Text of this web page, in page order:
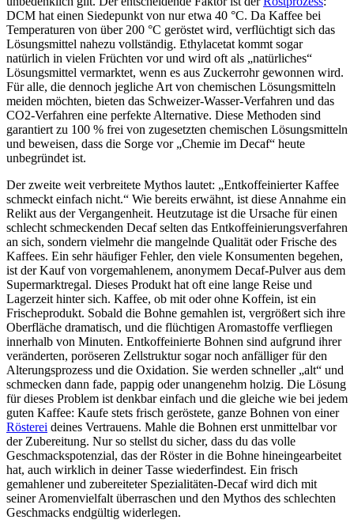
DCM hat einen Siedepunkt von nur etwa 40 °C. Da Kaffee bei
Temperaturen von über 200 °C geröstet wird, verflüchtigt sich das
Lösungsmittel nahezu vollständig. Ethylacetat kommt sogar
natürlich in vielen Früchten vor und wird oft als „natürliches“
Lösungsmittel vermarktet, wenn es aus Zuckerrohr gewonnen wird.
Für alle, die dennoch jegliche Art von chemischen Lösungsmitteln
meiden möchten, bieten das Schweizer-Wasser-Verfahren und das
CO2-Verfahren eine perfekte Alternative. Diese Methoden sind
garantiert zu 100 % frei von zugesetzten chemischen Lösungsmitteln
und beweisen, dass die Sorge vor „Chemie im Decaf“ heute
unbegründet ist.
Der zweite weit verbreitete Mythos lautet: „Entkoffeinierter Kaffee
schmeckt einfach nicht.“ Wie bereits erwähnt, ist diese Annahme ein
Relikt aus der Vergangenheit. Heutzutage ist die Ursache für einen
schlecht schmeckenden Decaf selten das Entkoffeinierungsverfahren
an sich, sondern vielmehr die mangelnde Qualität oder Frische des
Kaffees. Ein sehr häufiger Fehler, den viele Konsumenten begehen,
ist der Kauf von vorgemahlenem, anonymem Decaf-Pulver aus dem
Supermarktregal. Dieses Produkt hat oft eine lange Reise und
Lagerzeit hinter sich. Kaffee, ob mit oder ohne Koffein, ist ein
Frischeprodukt. Sobald die Bohne gemahlen ist, vergrößert sich ihre
Oberfläche dramatisch, und die flüchtigen Aromastoffe verfliegen
innerhalb von Minuten. Entkoffeinierte Bohnen sind aufgrund ihrer
veränderten, poröseren Zellstruktur sogar noch anfälliger für den
Alterungsprozess und die Oxidation. Sie werden schneller „alt“ und
schmecken dann fade, pappig oder unangenehm holzig. Die Lösung
für dieses Problem ist denkbar einfach und die gleiche wie bei jedem
guten Kaffee: Kaufe stets frisch geröstete, ganze Bohnen von einer
Rösterei deines Vertrauens. Mahle die Bohnen erst unmittelbar vor
der Zubereitung. Nur so stellst du sicher, dass du das volle
Geschmackspotenzial, das der Röster in die Bohne hineingearbeitet
hat, auch wirklich in deiner Tasse wiederfindest. Ein frisch
gemahlener und zubereiteter Spezialitäten-Decaf wird dich mit
seiner Aromenvielfalt überraschen und den Mythos des schlechten
Geschmacks endgültig widerlegen.